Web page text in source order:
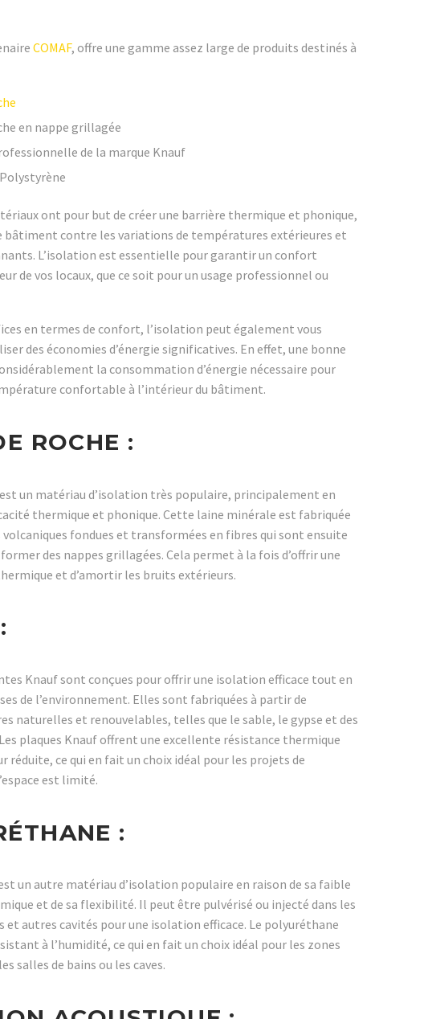
COMAF, offre une gamme assez large de produits destinés à
en nappe grillagée
de la marque Knauf
ont pour but de créer une barrière thermique et phonique,
bâtiment contre les variations de températures extérieures et
L’isolation est essentielle pour garantir un confort
de vos locaux, que ce soit pour un usage professionnel ou
en termes de confort, l’isolation peut également vous
des économies d’énergie significatives. En effet, une bonne
la consommation d’énergie nécessaire pour
confortable à l’intérieur du bâtiment.
ROCHE :
un matériau d’isolation très populaire, principalement en
thermique et phonique. Cette laine minérale est fabriquée
fondues et transformées en fibres qui sont ensuite
des nappes grillagées. Cela permet à la fois d’offrir une
et d’amortir les bruits extérieurs.
Knauf sont conçues pour offrir une isolation efficace tout en
de l’environnement. Elles sont fabriquées à partir de
naturelles et renouvelables, telles que le sable, le gypse et des
plaques Knauf offrent une excellente résistance thermique
réduite, ce qui en fait un choix idéal pour les projets de
est limité.
:
un autre matériau d’isolation populaire en raison de sa faible
et de sa flexibilité. Il peut être pulvérisé ou injecté dans les
et autres cavités pour une isolation efficace. Le polyuréthane
à l’humidité, ce qui en fait un choix idéal pour les zones
salles de bains ou les caves.